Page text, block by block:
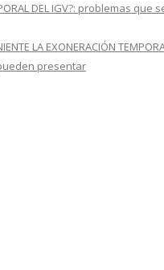
DEL IGV?: problemas que
LA EXONERACIÓN
presentar